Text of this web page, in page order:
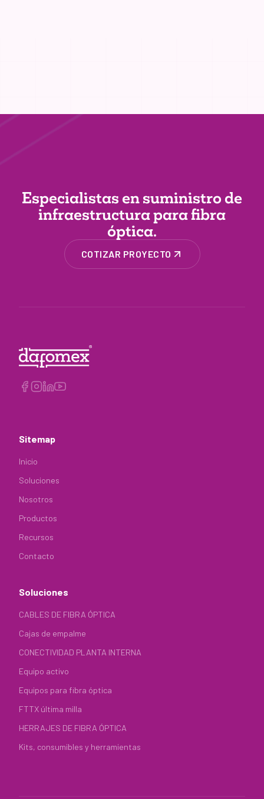
Especialistas en suministro de
infraestructurapara fibra
óptica.
COTIZAR PROYECTO
Sitemap
Inicio
Soluciones
Nosotros
Productos
Recursos
Contacto
Soluciones
CABLES DE FIBRA ÓPTICA
Cajas de empalme
CONECTIVIDAD PLANTA INTERNA
Equipo activo
Equipos para fibra óptica
FTTX última milla
HERRAJES DE FIBRA ÓPTICA
Kits, consumibles y herramientas